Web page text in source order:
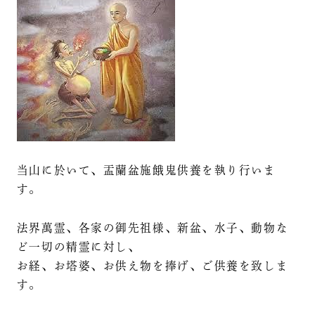
当山に於いて、盂蘭盆施餓鬼供養を執り行いま
す。
法界萬霊、各家の御先祖様、新盆、水子、動物な
ど一切の精霊に対し、
お経、お塔婆、お供え物を捧げ、ご供養を致しま
す。